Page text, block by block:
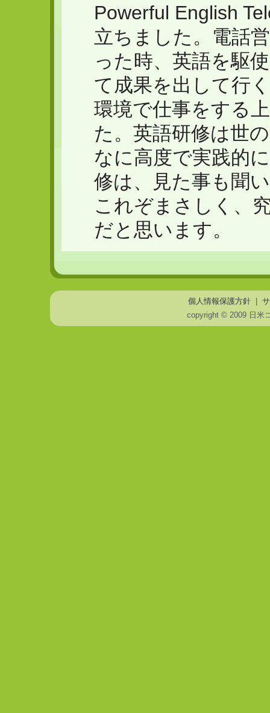
Powerful English
立ちました。電話
った時、英語を駆
て成果を出して行
環境で仕事をする
た。英語研修は世
なに高度で実践的
修は、見た事も聞
これぞまさしく、
だと思います。
個人情報保護方針
copyright © 2009 日米